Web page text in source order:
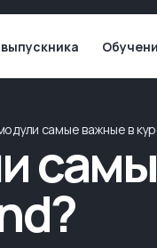
самые важные в